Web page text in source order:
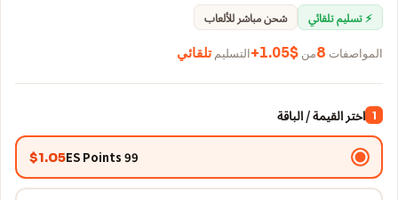
⚡ تسليم تلقائي شحن مباشر للألعاب
المواصفات 8من $1.05+ التسليمتلقائي
1 اختر القيمة / الباقة
99 ES Points
$1.05